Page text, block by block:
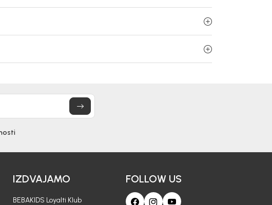
IZDVAJAMO
BEBAKIDS Loyalti Klub
FOLLOW US